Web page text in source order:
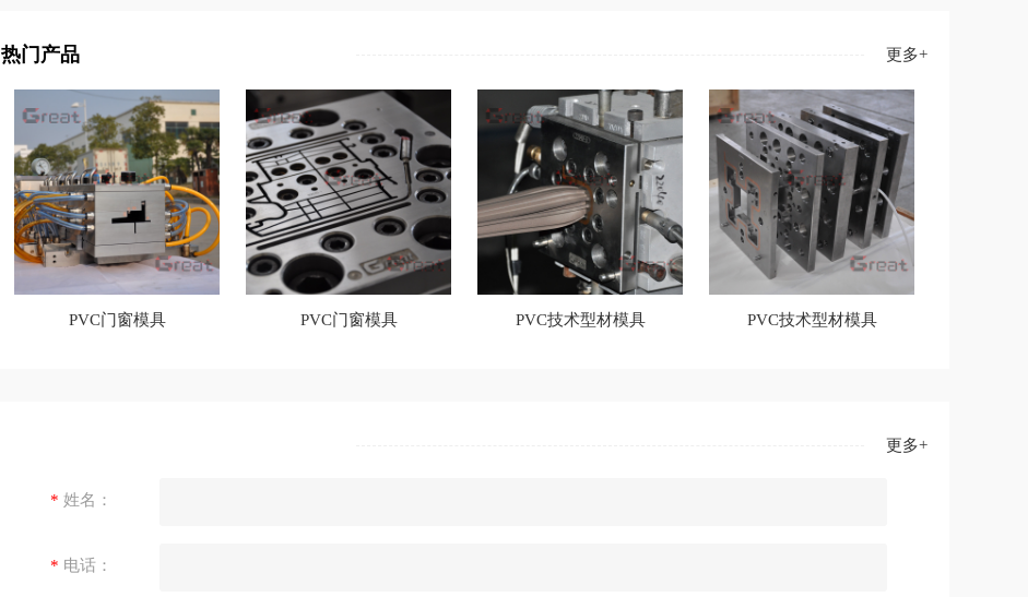
热门产品 更多+
PVC门窗模具 PVC门窗模具 PVC技术型材模具 PVC技术型材模具
更多+
* 姓名：
* 电话：